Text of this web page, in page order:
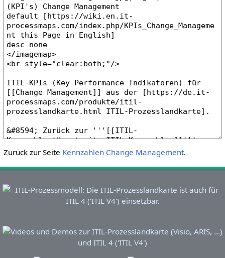
Zurück zur Seite Kennzahlen Change Management.